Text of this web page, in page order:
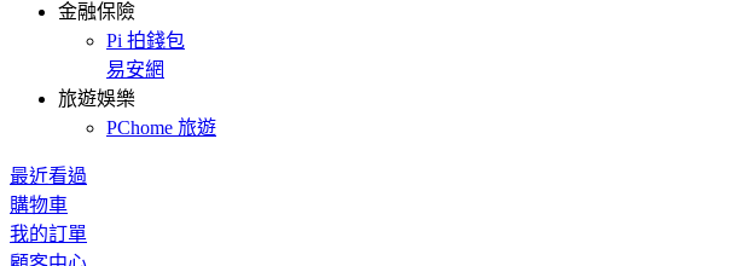
金融保險
Pi 拍錢包
易安網
旅遊娛樂
PChome 旅遊
最近看過
購物車
我的訂單